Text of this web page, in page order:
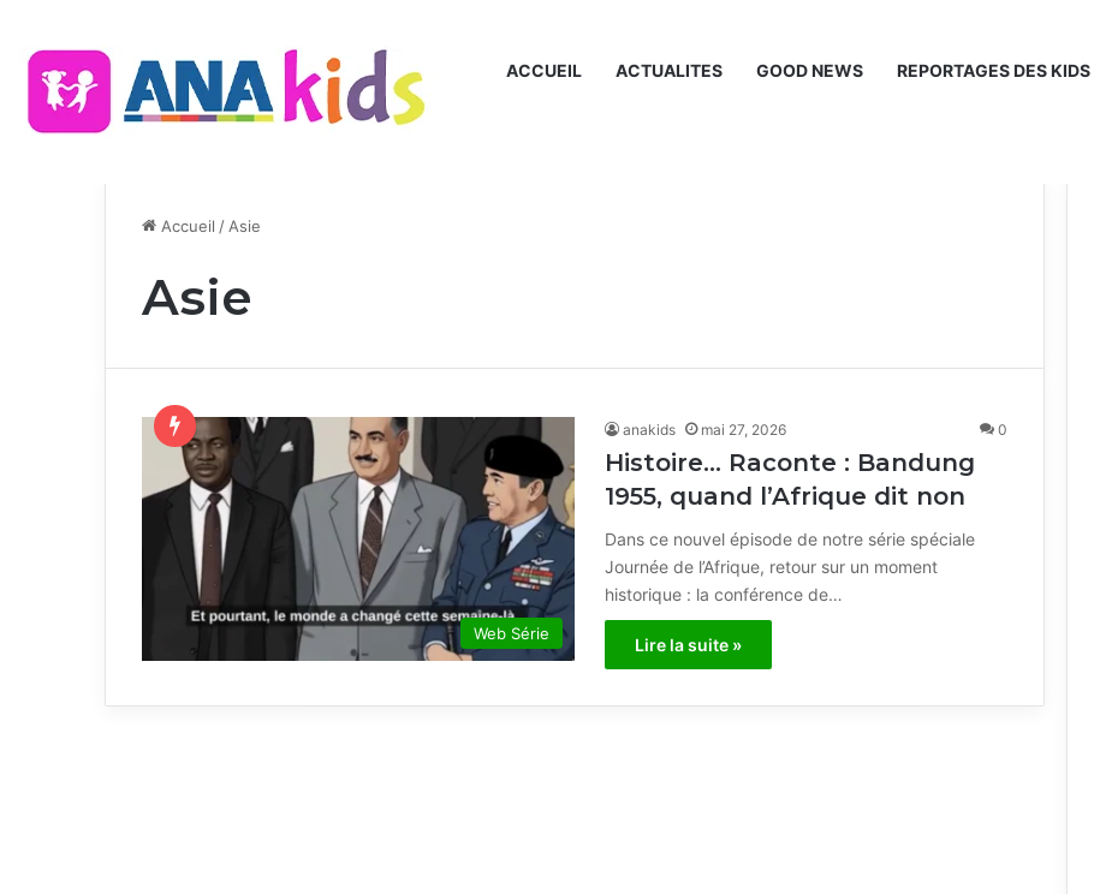
ACCUEIL ACTUALITES GOOD NEWS REPORTAGES DES KIDS
Accueil / Asie
Asie
Web Série
anakids mai 27, 2026 0
Histoire… Raconte : Bandung
1955, quand l’Afrique dit non
Dans ce nouvel épisode de notre série spéciale
Journée de l’Afrique, retour sur un moment
historique : la conférence de…
Lire la suite »